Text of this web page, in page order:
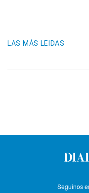
LAS MÁS LEIDAS
Seguinos